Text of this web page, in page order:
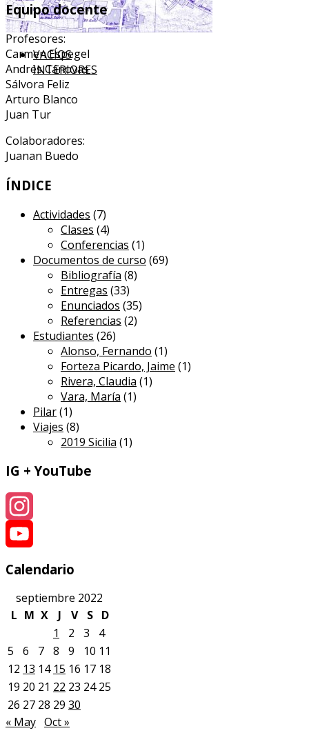
VACÍOS
INTERIORES
Equipo docente
Profesores:
Carmen Espegel
Andrés Cánovas
Sálvora Feliz
Arturo Blanco
Juan Tur
Colaboradores:
Juanan Buedo
ÍNDICE
Actividades (7)
Clases (4)
Conferencias (1)
Documentos de curso (69)
Bibliografía (8)
Entregas (33)
Enunciados (35)
Referencias (2)
Estudiantes (26)
Alonso, Fernando (1)
Forteza Picardo, Jaime (1)
Rivera, Claudia (1)
Vara, María (1)
Pilar(1)
Viajes (8)
2019 Sicilia (1)
IG + YouTube
Instagram
YouTube
Calendario
septiembre 2022
L M X J V S
D
1
2 3
4
5
6 7 8 9 10 11
12 13 14 15 16 17 18
19 20 21 22 23 24 25
26 27 28 29 30
« May Oct »